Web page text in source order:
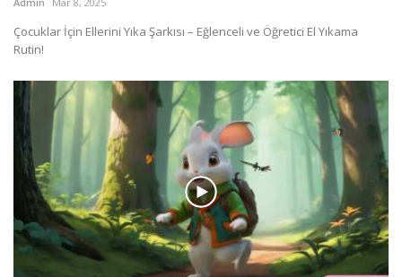
Çocuklar İçin Ellerini Yıka Şarkısı – Eğlenceli ve Öğretici El Yıkama
Rutin!